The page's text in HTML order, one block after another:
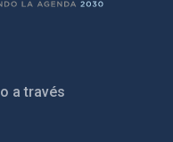
a través